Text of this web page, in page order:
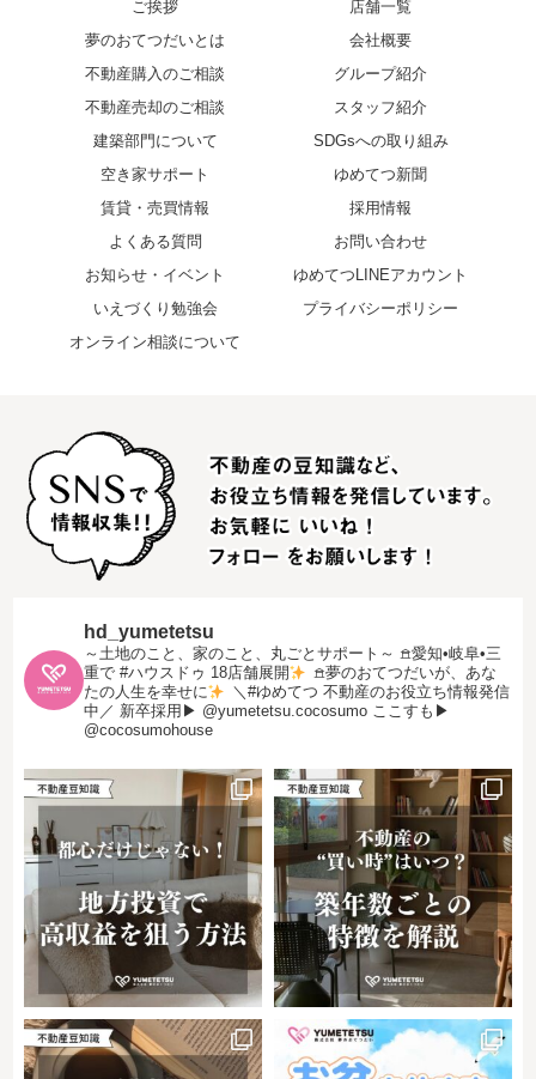
ご挨拶
夢のおてつだいとは
不動産購入のご相談
不動産売却のご相談
建築部門について
空き家サポート
賃貸・売買情報
よくある質問
お知らせ・イベント
いえづくり勉強会
オンライン相談について
店舗一覧
会社概要
グループ紹介
スタッフ紹介
SDGsへの取り組み
ゆめてつ新聞
採用情報
お問い合わせ
ゆめてつLINEアカウント
プライバシーポリシー
hd_yumetetsu
～土地のこと、家のこと、丸ごとサポート～ 𖠿愛知•岐阜•三
重で #ハウスドゥ 18店舗展開
𖠿夢のおてつだいが、あな
たの人生を幸せに
＼#ゆめてつ 不動産のお役立ち情報発信
中／ 新卒採用▶︎ @yumetetsu.cocosumo ここすも▶︎
@cocosumohouse